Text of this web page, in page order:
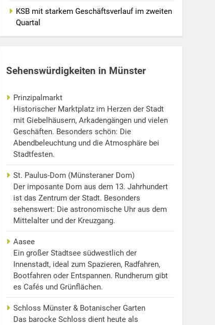
KSB mit starkem Geschäftsverlauf im zweiten
Quartal
Sehenswürdigkeiten in Münster
Prinzipalmarkt
Historischer Marktplatz im Herzen der Stadt
mit Giebelhäusern, Arkadengängen und vielen
Geschäften. Besonders schön: Die
Abendbeleuchtung und die Atmosphäre bei
Stadtfesten.
St. Paulus-Dom (Münsteraner Dom)
Der imposante Dom aus dem 13. Jahrhundert
ist das Zentrum der Stadt. Besonders
sehenswert: Die astronomische Uhr aus dem
Mittelalter und der Kreuzgang.
Aasee
Ein großer Stadtsee südwestlich der
Innenstadt, ideal zum Spazieren, Radfahren,
Bootfahren oder Entspannen. Rundherum gibt
es Cafés und Grünflächen.
Schloss Münster & Botanischer Garten
Das barocke Schloss dient heute als